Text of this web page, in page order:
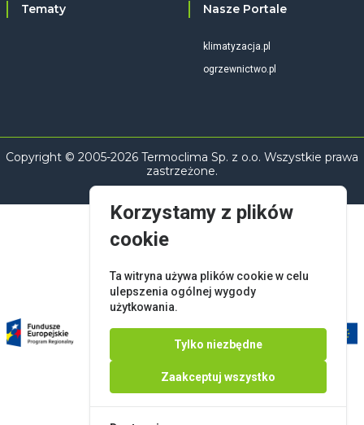
Tematy Nasze Portale
klimatyzacja.pl
ogrzewnictwo.pl
Copyright © 2005-2026 Termoclima Sp. z o.o. Wszystkie prawa
zastrzeżone.
Korzystamy z plików
cookie
Ta witryna używa plików cookie w celu
ulepszenia ogólnej wygody
użytkowania.
Tylko niezbędne
Zaakceptuj wszystko